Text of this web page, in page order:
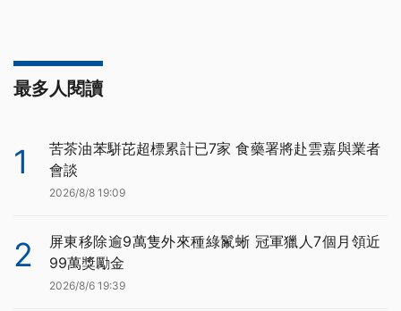
最多人閱讀
1
苦茶油苯駢芘超標累計已7家 食藥署將赴雲嘉與業者
會談
2026/8/8 19:09
2
屏東移除逾9萬隻外來種綠鬣蜥 冠軍獵人7個月領近
99萬獎勵金
2026/8/6 19:39